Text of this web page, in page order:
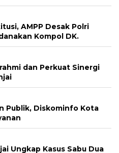
AMPP Desak Polri
Kompol DK.
dan Perkuat Sinergi
Publik, Diskominfo Kota
Ungkap Kasus Sabu Dua